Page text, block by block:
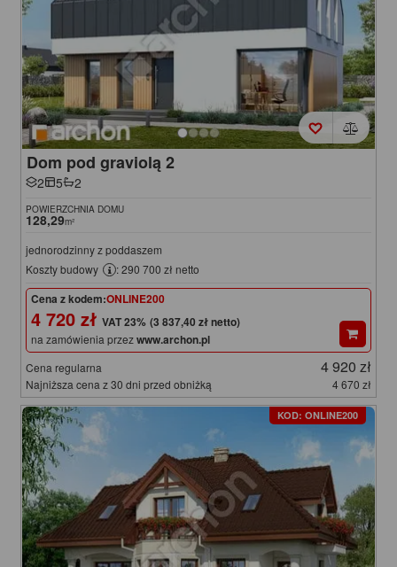
Dom pod graviolą 2
2 5 2
POWIERZCHNIA DOMU
128,29m²
jednorodzinny z poddaszem
Koszty budowy
: 290 700 zł netto
Cena z kodem:ONLINE200
4 720 zł (3 837,40 zł netto)
na zamówienia przezwww.archon.pl
Cena regularna 4 920 zł
Najniższa cena z 30 dni przed obniżką 4 670 zł
KOD: ONLINE200